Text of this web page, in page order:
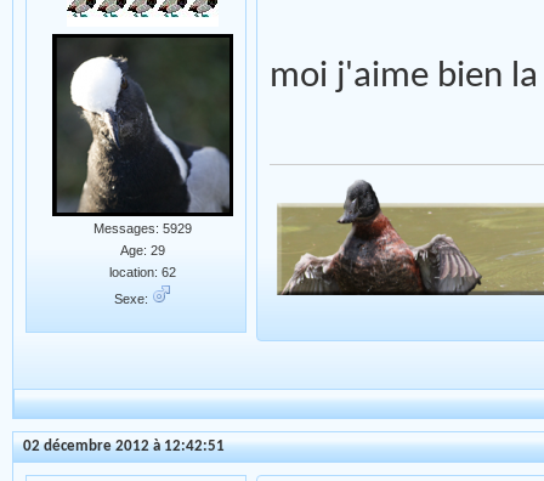
Messages: 5929
Age: 29
location: 62
Sexe:
moi j'aime bien
02 décembre 2012 à 12:42:51